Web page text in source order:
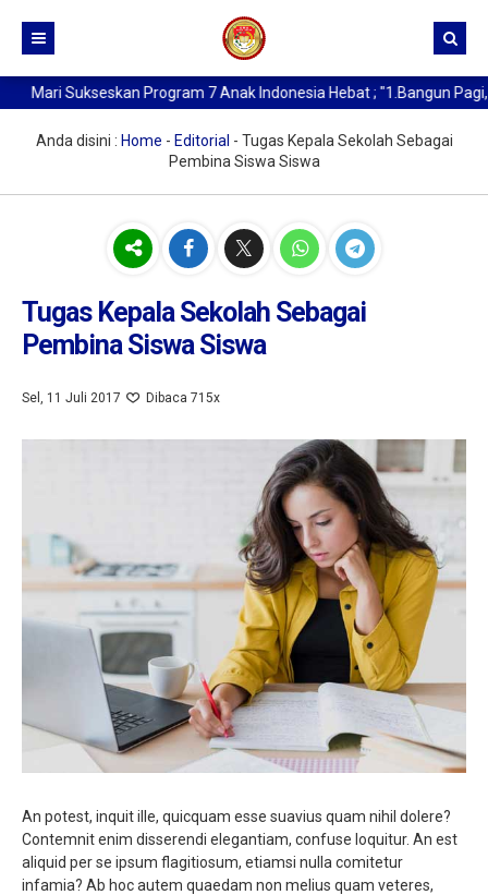
Beranda
Kurikulum
Kata Sambutan Kepala Sekolah
Profil Sekolah
Profil Kepala Sekolah
Berita
Mari Sukseskan Program 7 Anak Indonesia Hebat ; "1.Bangun Pagi,
Anda disini : Home - Editorial - Tugas Kepala Sekolah Sebagai
Pembina Siswa Siswa
Tugas Kepala Sekolah Sebagai
Pembina Siswa Siswa
Sel, 11 Juli 2017 Dibaca 715x
An potest, inquit ille, quicquam esse suavius quam nihil dolere?
Contemnit enim disserendi elegantiam, confuse loquitur. An est
aliquid per se ipsum flagitiosum, etiamsi nulla comitetur
infamia? Ab hoc autem quaedam non melius quam veteres,